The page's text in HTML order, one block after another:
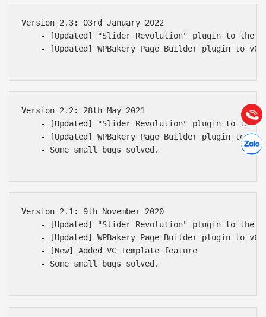
Version 2.3: 03rd January 2022
- [Updated] "Slider Revolution" plugin to the
- [Updated] WPBakery Page Builder plugin to
Version 2.2: 28th May 2021
- [Updated] "Slider Revolution" plugin to the
- [Updated] WPBakery Page Builder plugin to
    - Some small bugs solved.
Version 2.1: 9th November 2020
- [Updated] "Slider Revolution" plugin to the
- [Updated] WPBakery Page Builder plugin to
    - [New] Added VC Template feature
    - Some small bugs solved.
Gọi
Báo giá & Đặt hàng:
0903.976.769
(028) 22.166.144
Chát
Hợp tác